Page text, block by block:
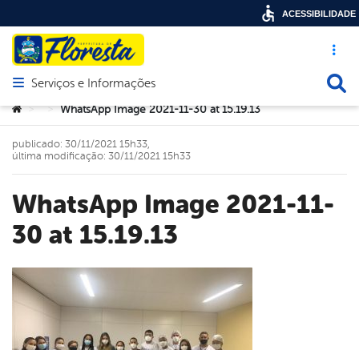
Acesso
Abrir menu principal de navegação
Serviços e Informações
Você está aqui:
> > WhatsApp Image 2021-11-30 at 15.19.13
WhatsApp Image 2021-11-
30 at 15.19.13
publicado: 30/11/2021 15h33,
última modificação: 30/11/2021 15h33
ACESSIBILIDADE